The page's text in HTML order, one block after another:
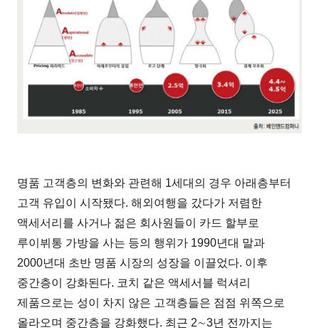
명품 고객층의 변화와 관련해 1세대의 경우 아래층부터
고객 유입이 시작됐다. 해외여행을 갔다가 저렴한
액세서리를 사거나 젊은 회사원들이 카드 할부로
루이뷔통 가방을 사는 등의 행위가 1990년대 말과
2000년대 초반 명품 시장의 성장을 이끌었다. 이후
중간층이 강화된다. 코치 같은 액세서블 럭셔리
제품으로는 성이 차지 않은 고객층들은 점점 위쪽으로
올라오며 중간층을 강화했다. 최근 2∼3년 전까지는